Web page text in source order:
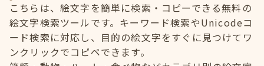
こちらは、絵文字を簡単に検索・コピーできる無料の
絵文字検索ツールです。キーワード検索やUnicodeコ
ード検索に対応し、目的の絵文字をすぐに見つけてワ
ンクリックでコピペできます。